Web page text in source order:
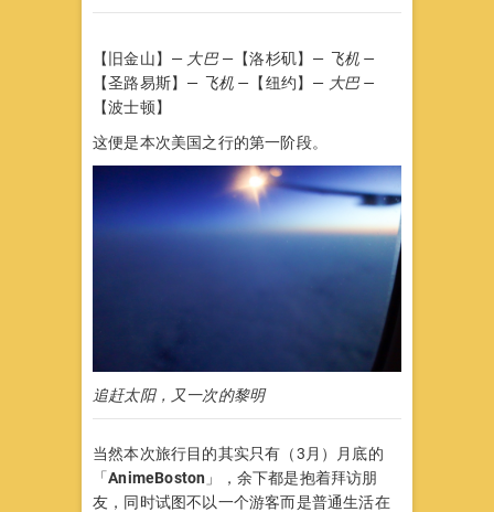
【旧金山】— 大巴—【洛杉矶】— 飞机 —
【圣路易斯】— 飞机 — 【纽约】— 大巴 —
【波士顿】
这便是本次美国之行的第一阶段。
追赶太阳，又一次的黎明
当然本次旅行目的其实只有（3月）月底的
「AnimeBoston 」，余下都是抱着拜访朋
友，同时试图不以一个游客而是普通生活在